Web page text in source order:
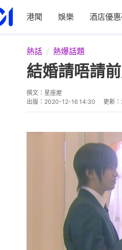
港聞 娛樂 酒店優
熱話 熱爆話題
結婚請唔請
撰文： 星座屋
出版： 2020-12-16 14:30 更新：